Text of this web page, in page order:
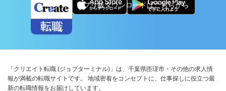
アプリ版ダウンロードはこちらから
「クリエイト転職 (ジョブターミナル)」は、千葉県匝瑳市・その他の求人情
報が満載の転職サイトです。 地域密着をコンセプトに、仕事探しに役立つ最
新の転職情報をお届けしています。